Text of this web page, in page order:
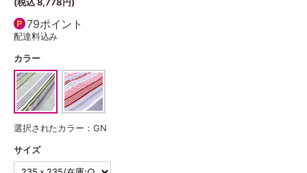
79ポイント
配達料込み
カラー
選択されたカラー：GN
サイズ